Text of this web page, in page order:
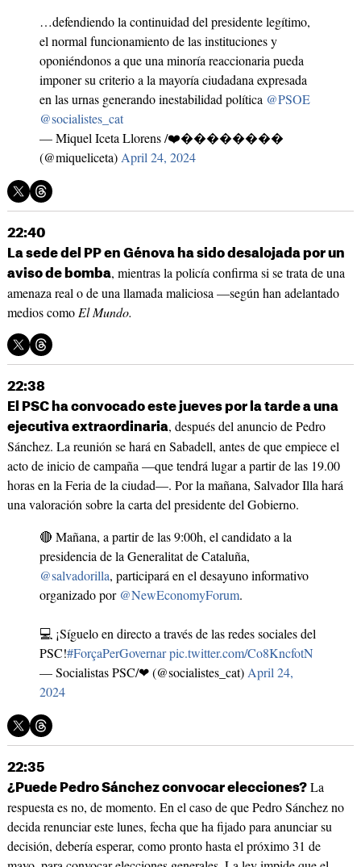
…defendiendo la continuidad del presidente legítimo,
el normal funcionamiento de las instituciones y
oponiéndonos a que una minoría reaccionaria pueda
imponer su criterio a la mayoría ciudadana expresada
en las urnas generando inestabilidad política @PSOE
@socialistes_cat
— Miquel Iceta Llorens /❤️��������
(@miqueliceta)April 24, 2024
22:40
La sede del PP en Génova ha sido desalojada por un
aviso de bomba, mientras la policía confirma si se trata de una
amenaza real o de una llamada maliciosa —según han adelantado
medios comoEl Mundo.
22:38
El PSC ha convocado este jueves por la tarde a una
ejecutiva extraordinaria, después del anuncio de Pedro
Sánchez. La reunión se hará en Sabadell, antes de que empiece el
acto de inicio de campaña —que tendrá lugar a partir de las 19.00
horas en la Feria de la ciudad—. Por la mañana, Salvador Illa hará
una valoración sobre la carta del presidente del Gobierno.
🔴 Mañana, a partir de las 9:00h, el candidato a la
presidencia de la Generalitat de Cataluña,
@salvadorilla, participará en el desayuno informativo
organizado por @NewEconomyForum.
💻 ¡Síguelo en directo a través de las redes sociales del
PSC!#ForçaPerGovernarpic.twitter.com/Co8KncfotN
— Socialistas PSC/❤ (@socialistes_cat)April 24,
2024
22:35
¿Puede Pedro Sánchez convocar elecciones?La
respuesta es no, de momento. En el caso de que Pedro Sánchez no
decida renunciar este lunes, fecha que ha fijado para anunciar su
decisión, debería esperar, como pronto hasta el próximo 31 de